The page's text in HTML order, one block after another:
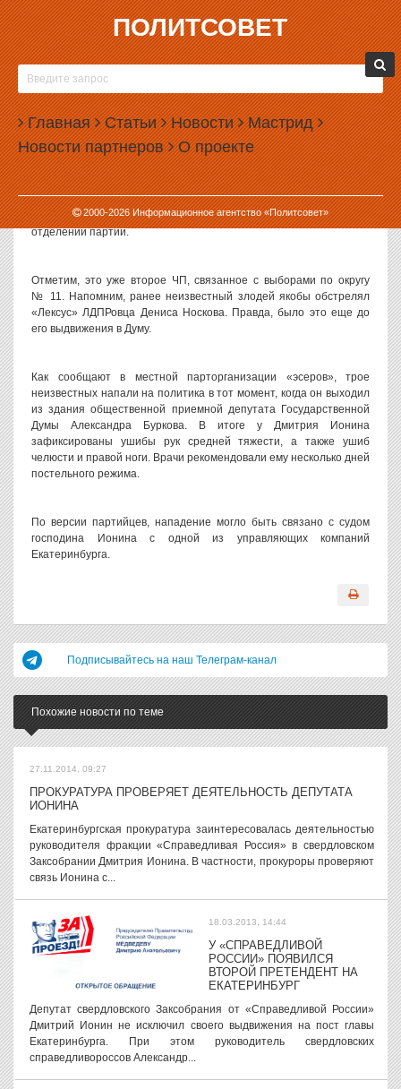
ПОЛИТСОВЕТ
Главная Статьи Новости Мастрид
Новости партнеров О проекте
2000-2026Информационное агентство «Политсовет»
27.09.2010, 08:15
«ЭСЕРЫ» ЗАЯВИЛИ ОБ ИЗБИЕНИИ В
ЕКАТЕРИНБУРГЕ ИХ КАНДИДАТА В ДЕПУТАТЫ
ГОРОДСКОЙ ДУМЫ ДМИТРИЯ ИОНИНА
Злоумышленники напали на кандидата в депутаты городской
Думы Екатеринбурга от «Справедливой России», руководителя
городской общественной организации «Справедливое ЖКХ»
Дмитрия Ионина. В результате он был избит и лишился
портфеля с важными документами, сообщают в региональном
отделении партии.
Отметим, это уже второе ЧП, связанное с выборами по округу
№ 11. Напомним, ранее неизвестный злодей якобы обстрелял
«Лексус» ЛДПРовца Дениса Носкова. Правда, было это еще до
его выдвижения в Думу.
Как сообщают в местной парторганизации «эсеров», трое
неизвестных напали на политика в тот момент, когда он выходил
из здания общественной приемной депутата Государственной
Думы Александра Буркова. В итоге у Дмитрия Ионина
зафиксированы ушибы рук средней тяжести, а также ушиб
челюсти и правой ноги. Врачи рекомендовали ему несколько дней
постельного режима.
По версии партийцев, нападение могло быть связано с судом
господина Ионина с одной из управляющих компаний
Екатеринбурга.
Подписывайтесь на наш Телеграм-канал
Похожие новости по теме
27.11.2014, 09:27
ПРОКУРАТУРА ПРОВЕРЯЕТ ДЕЯТЕЛЬНОСТЬ ДЕПУТАТА
ИОНИНА
Екатеринбургская прокуратура заинтересовалась деятельностью
руководителя фракции «Справедливая Россия» в свердловском
Заксобрании Дмитрия Ионина. В частности, прокуроры проверяют
связь Ионина с...
18.03.2013, 14:44
У «СПРАВЕДЛИВОЙ
РОССИИ» ПОЯВИЛСЯ
ВТОРОЙ ПРЕТЕНДЕНТ НА
ЕКАТЕРИНБУРГ
Депутат свердловского Заксобрания от «Справедливой России»
Дмитрий Ионин не исключил своего выдвижения на пост главы
Екатеринбурга. При этом руководитель свердловских
справедливороссов Александр...